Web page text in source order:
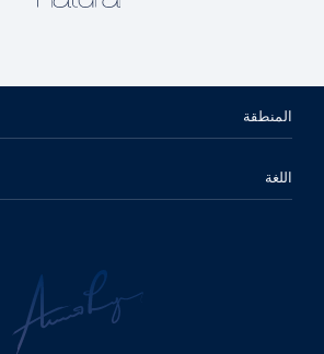
المنطقة
اللغة